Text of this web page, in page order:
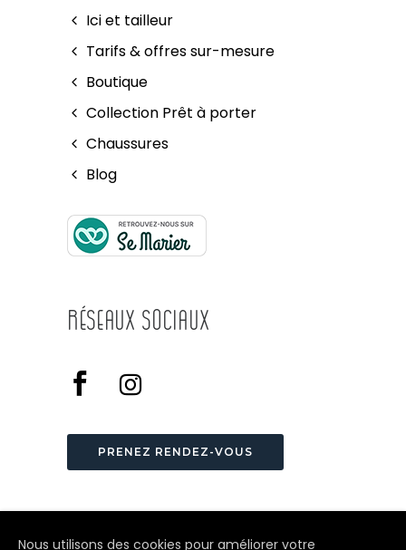
Ici et tailleur
Tarifs & offres sur-mesure
Boutique
Collection Prêt à porter
Chaussures
Blog
Réseaux Sociaux
PRENEZ RENDEZ-VOUS
Nous utilisons des cookies pour améliorer votre